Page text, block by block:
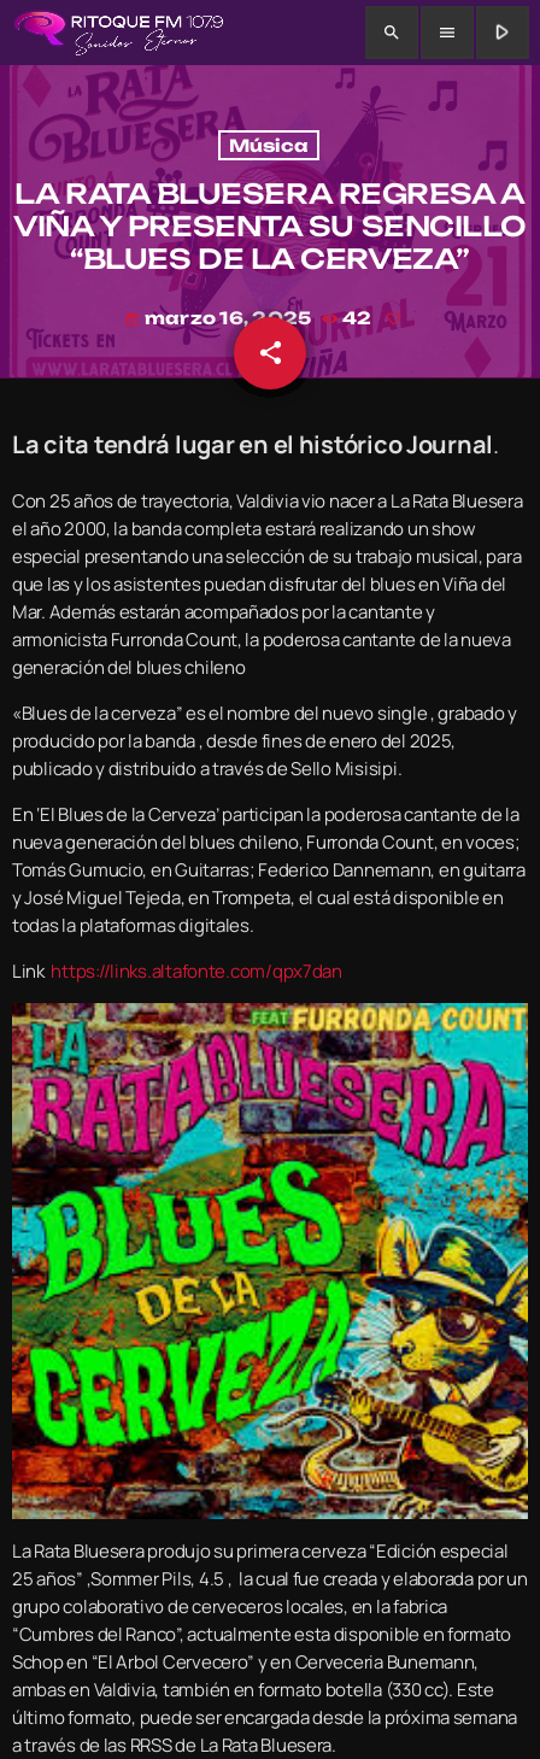
search menu play_arrow
Música
LA RATA BLUESERA REGRESA A
VIÑA Y PRESENTA SU SENCILLO
“BLUES DE LA CERVEZA”
today marzo 16, 2025 42
share
email
La cita tendrá lugar en el histórico Journal.
Con 25 años de trayectoria, Valdivia vio nacer a La Rata Bluesera
el año 2000, la banda completa estará realizando un show
especial presentando una selección de su trabajo musical, para
que las y los asistentes puedan disfrutar del blues en Viña del
Mar. Además estarán acompañados por la cantante y
armonicista Furronda Count, la poderosa cantante de la nueva
generación del blues chileno
«Blues de la cerveza” es el nombre del nuevo single , grabado y
producido por la banda , desde fines de enero del 2025,
publicado y distribuido a través de Sello Misisipi.
En ‘El Blues de la Cerveza’ participan la poderosa cantante de la
nueva generación del blues chileno, Furronda Count, en voces;
Tomás Gumucio, en Guitarras; Federico Dannemann, en guitarra
y José Miguel Tejeda, en Trompeta, el cual está disponible en
todas la plataformas digitales.
Link https://links.altafonte.com/qpx7dan
La Rata Bluesera produjo su primera cerveza “Edición especial
25 años” ,Sommer Pils, 4.5 , la cual fue creada y elaborada por un
grupo colaborativo de cerveceros locales, en la fabrica
“Cumbres del Ranco”, actualmente esta disponible en formato
Schop en “El Arbol Cervecero” y en Cerveceria Bunemann,
ambas en Valdivia, también en formato botella (330 cc). Este
último formato, puede ser encargada desde la próxima semana
a través de las RRSS de La Rata Bluesera.